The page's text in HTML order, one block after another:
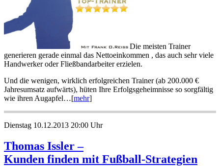
Die meisten Trainer
generieren gerade einmal das Nettoeinkommen , das auch sehr viele
Handwerker oder Fließbandarbeiter erzielen.
Und die wenigen, wirklich erfolgreichen Trainer (ab 200.000 €
Jahresumsatz aufwärts), hüten Ihre Erfolgsgeheimnisse so sorgfältig
wie ihren Augapfel…[mehr]
Dienstag 10.12.2013 20:00 Uhr
Thomas Issler –
Kunden finden mit Fußball-Strategien